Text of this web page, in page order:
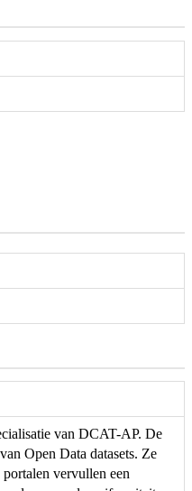
van DCAT-AP. De
Open Data datasets. Ze
vervullen een